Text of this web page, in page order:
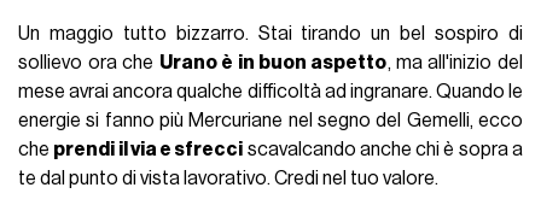
Un maggio tutto bizzarro. Stai tirando un bel sospiro di
sollievo ora che Urano è in buon aspetto, ma all'inizio del
mese avrai ancora qualche difficoltà ad ingranare. Quando le
energie si fanno più Mercuriane nel segno del Gemelli, ecco
che prendi il via e sfrecci scavalcando anche chi è sopra a
te dal punto di vista lavorativo. Credi nel tuo valore.